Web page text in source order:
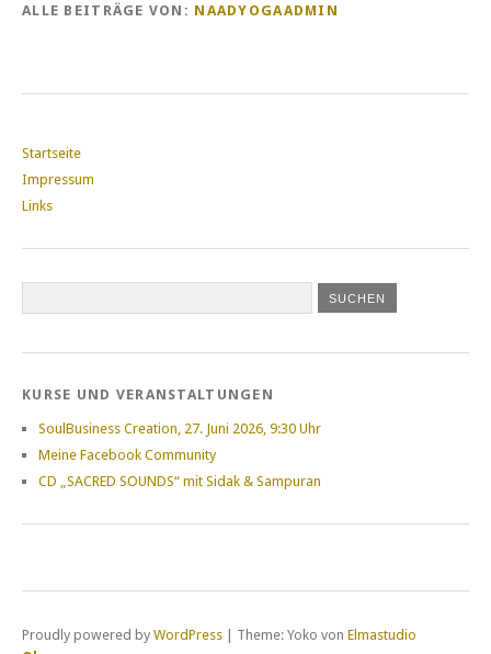
ALLE BEITRÄGE VON: NAADYOGAADMIN
Startseite
Impressum
Links
KURSE UND VERANSTALTUNGEN
SoulBusiness Creation, 27. Juni 2026, 9:30 Uhr
Meine Facebook Community
CD „SACRED SOUNDS“ mit Sidak & Sampuran
Proudly powered by WordPress | Theme: Yoko von Elmastudio